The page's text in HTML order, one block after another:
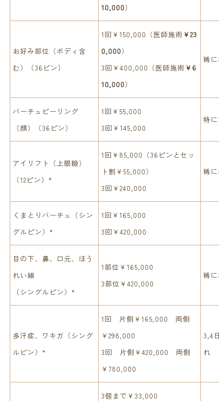
10,000）
お好み部位（ボディ含
む）（36ピン）
1回￥150,000（医師施術 ￥23
0,000）
3回￥400,000（医師施術 ￥6
10,000）
稀
バーチュピーリング
（顔）（36ピン）
1回￥55,000
3回￥145,000
特
アイリフト（上眼瞼）
（12ピン）*
1回￥85,000（36ピンとセッ
ト割￥55,000）
3回￥240,000
稀
くまとりバーチュ（シン
グルピン）*
1回￥165,000
3回￥420,000
目の下、鼻、口元、ほう
れい線
（シングルピン）*
1部位￥165,000
3部位￥420,000
稀
多汗症、ワキガ（シング
ルピン）*
1回 片側￥165,000 両側
￥298,000
3回 片側￥420,000 両側
￥780,000
3,4
れ
3個まで￥33,000